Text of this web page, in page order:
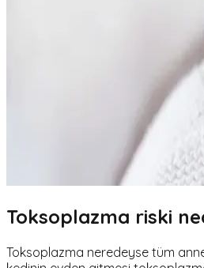
Toksoplazma riski
Toksoplazma neredeyse tüm